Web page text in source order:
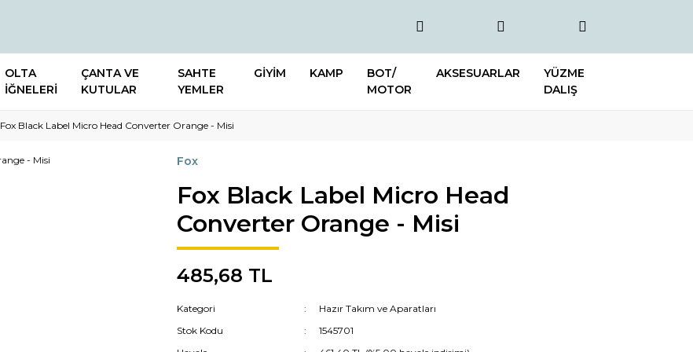
OLTA
İĞNELERİ
ÇANTA VE
KUTULAR
SAHTE
YEMLER
GİYİM KAMP
BOT/
MOTOR
AKSESUARLAR
YÜZME
DALIŞ
Fox Black Label Micro Head Converter Orange - Misi
Fox
Fox Black Label Micro Head
Converter Orange - Misi
485,68 TL
Kategori
Hazır Takım ve Aparatları
Stok Kodu
1545701